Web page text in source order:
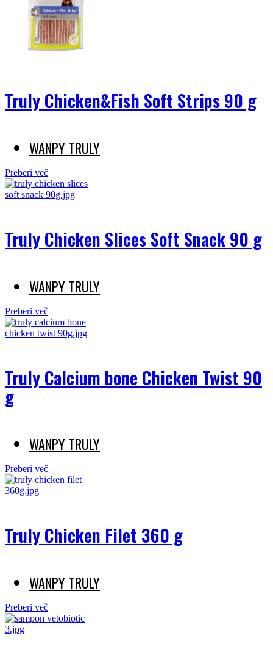
Truly Chicken&Fish Soft Strips 90 g
WANPY TRULY
Preberi več
Truly Chicken Slices Soft Snack 90 g
WANPY TRULY
Preberi več
Truly Calcium bone Chicken Twist 90
g
WANPY TRULY
Preberi več
Truly Chicken Filet 360 g
WANPY TRULY
Preberi več